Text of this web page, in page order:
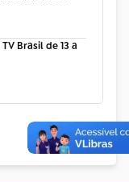
Brasil de 13 a